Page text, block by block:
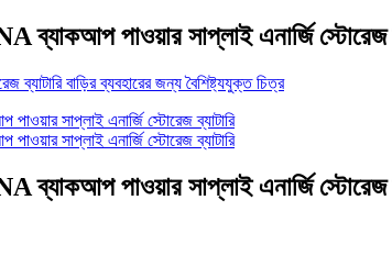
পাওয়ার সাপ্লাই এনার্জি স্টোরেজ
পাওয়ার সাপ্লাই এনার্জি স্টোরেজ